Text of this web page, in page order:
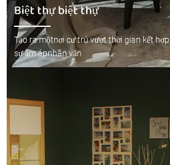
Biệt thự biệt thự
Tạo ra mộtnơi cư trú vượt thời gian kết
sự ấm ápnhân văn